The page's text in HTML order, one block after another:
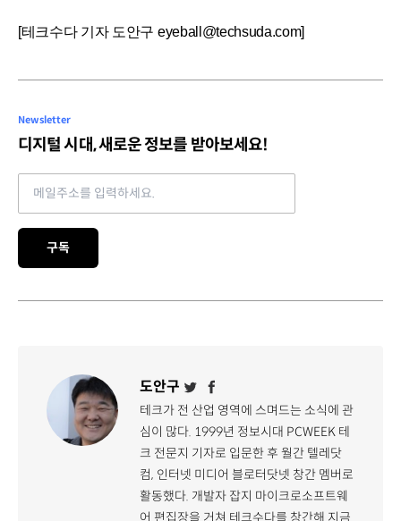
[테크수다 기자 도안구 eyeball@techsuda.com]
Newsletter
디지털 시대, 새로운 정보를 받아보세요!
Email address
구독
도안구
테크가 전 산업 영역에 스며드는 소식에 관
심이 많다. 1999년 정보시대 PCWEEK 테
크 전문지 기자로 입문한 후 월간 텔레닷
컴, 인터넷 미디어 블로터닷넷 창간 멤버로
활동했다. 개발자 잡지 마이크로소프트웨
어 편집장을 거쳐 테크수다를 창간해 지금